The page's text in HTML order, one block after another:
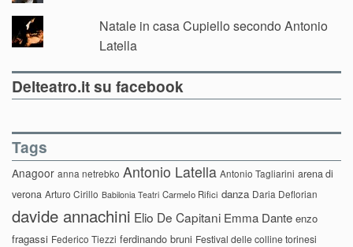
Natale in casa Cupiello secondo Antonio
Latella
Delteatro.it su facebook
Tags
Anagoor anna netrebko Antonio Latella Antonio Tagliarini arena di
verona Arturo Cirillo Babilonia Teatri Carmelo Rifici danza Daria Deflorian
davide annachini Elio De Capitani Emma Dante enzo
fragassi Federico Tiezzi ferdinando bruni Festival delle colline torinesi